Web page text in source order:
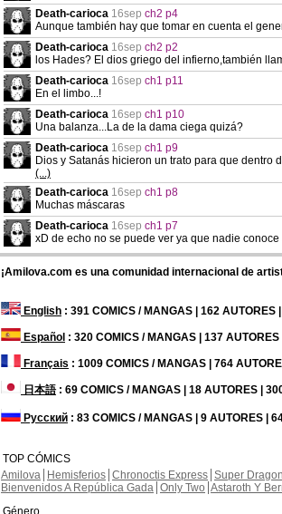
Death-carioca 16sep ch2 p4
Aunque también hay que tomar en cuenta el
Death-carioca 16sep ch2 p2
los Hades? El dios griego del infierno,también
Death-carioca 16sep ch1 p11
En el limbo...!
Death-carioca 16sep ch1 p10
Una balanza...La de la dama ciega quizá?
Death-carioca 16sep ch1 p9
Dios y Satanás hicieron un trato para que
(...)
Death-carioca 16sep ch1 p8
Muchas máscaras
Death-carioca 16sep ch1 p7
xD de echo no se puede ver ya que nadie
¡Amilova.com es una comunidad internacional de
English : 391 COMICS / MANGAS | 162 AUTORES
Español : 320 COMICS / MANGAS | 137
Français : 1009 COMICS / MANGAS | 764
日本語: 69 COMICS / MANGAS | 18 AUTORES |
Русский : 83 COMICS / MANGAS | 9 AUTORES |
TOP CÓMICS
Amilova
Hemisferios Chronoctis Express Super
Bienvenidos A República Gada Only Two Astaroth Y
Género